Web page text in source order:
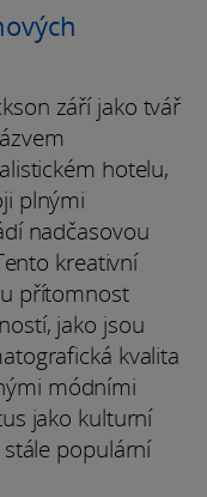
září jako tvář
hotelu,
plnými
nadčasovou
kreativní
přítomnost
jako jsou
kvalita
módními
jako kulturní
populární